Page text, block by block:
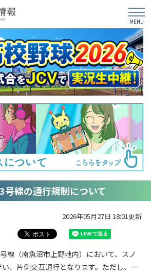
線の通行規制について
2026年05月27日 18:01更新
線（南魚沼市上野地内）において、スノ
、片側交互通行となります。ただし、一